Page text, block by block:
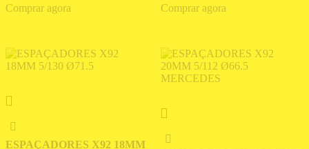
Comprar agora Comprar agora
ESPAÇADORES X92 18MM